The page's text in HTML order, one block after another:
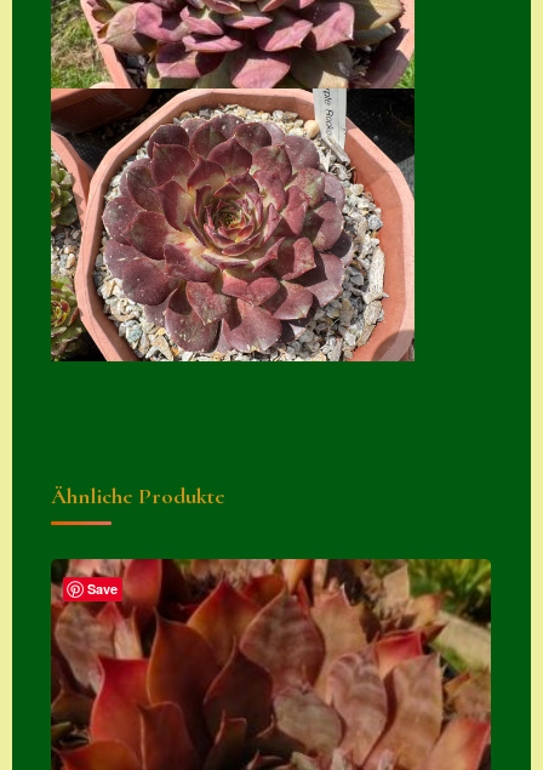
Semps die ich
suche
Semps von A – Z
Shop
Suche
Sue Thomas
Translator
Versand
ng
Zahlung
Zahlungs- &
Versandinfos
Zubehör
Ähnliche Produkte
Save